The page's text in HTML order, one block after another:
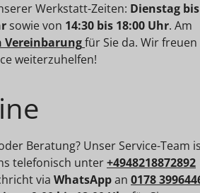
Werkstatt-Zeiten: Dienstag bis
sowie von 14:30 bis 18:00 Uhr. Am
Vereinbarungfür Sie da. Wir freuen
weiterzuhelfen!
Beratung? Unser Service-Team
telefonisch unter+4948218872892
via WhatsAppan 0178